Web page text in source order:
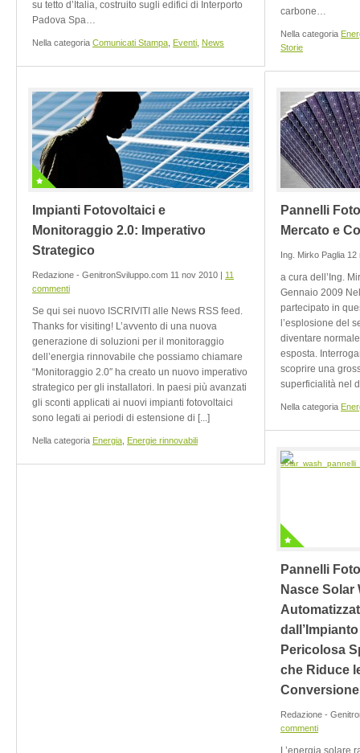
su tetto d’Italia, costruito sugli edifici di Interporto
Padova Spa…
Nella categoria Comunicati Stampa Eventi News
carbone…
Nella categoria
Storie
Impianti Fotovoltaici e
Monitoraggio 2.0: Imperativo
Strategico
Redazione - GenitronSviluppo.com 11 nov 2010 | 11
commenti
Se qui sei nuovo ISCRIVITI alle News RSS feed.
Thanks for visiting! L’avvento di una nuova
generazione di soluzioni per il monitoraggio
dell’energia rinnovabile che possiamo chiamare
“Monitoraggio 2.0″ ha creato un nuovo imperativo
strategico per gli installatori. In paesi più avanzati
gli sconti applicati ai nuovi impianti fotovoltaici
sono legati ai periodi di estensione di [...]
Nella categoria Energia Energie rinnovabili
Pannelli
Mercato e
Ing. Mirko Paglia
a cura dell’Ing.
Gennaio 2009
partecipato in
l’esplosione del
diventare
esposta.
scoprire una
superficialità nel
Nella categoria
Pannelli
Nasce Solar
Pericolosa
che Riduce
Conversione
Redazione -
commenti
L’energia solare